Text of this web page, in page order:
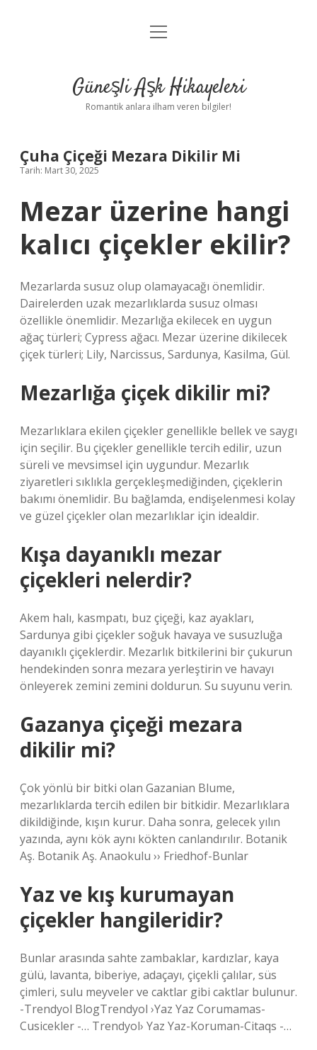
Anasayfa
Yasal Uyarı
menüyü
Güneşli Aşk Hikayeleri
Romantik anlara ilham veren bilgiler!
Çuha Çiçeği Mezara Dikilir Mi
Tarih: Mart 30, 2025
Mezar üzerine hangi
kalıcı çiçekler ekilir?
Mezarlarda susuz olup olamayacağı önemlidir.
Dairelerden uzak mezarlıklarda susuz olması
özellikle önemlidir. Mezarlığa ekilecek en uygun
ağaç türleri; Cypress ağacı. Mezar üzerine dikilecek
çiçek türleri; Lily, Narcissus, Sardunya, Kasilma, Gül.
Mezarlığa çiçek dikilir mi?
Mezarlıklara ekilen çiçekler genellikle bellek ve saygı
için seçilir. Bu çiçekler genellikle tercih edilir, uzun
süreli ve mevsimsel için uygundur. Mezarlık
ziyaretleri sıklıkla gerçekleşmediğinden, çiçeklerin
bakımı önemlidir. Bu bağlamda, endişelenmesi kolay
ve güzel çiçekler olan mezarlıklar için idealdir.
Kışa dayanıklı mezar
çiçekleri nelerdir?
Akem halı, kasmpatı, buz çiçeği, kaz ayakları,
Sardunya gibi çiçekler soğuk havaya ve susuzluğa
dayanıklı çiçeklerdir. Mezarlık bitkilerini bir çukurun
hendekinden sonra mezara yerleştirin ve havayı
önleyerek zemini zemini doldurun. Su suyunu verin.
Gazanya çiçeği mezara
dikilir mi?
Çok yönlü bir bitki olan Gazanian Blume,
mezarlıklarda tercih edilen bir bitkidir. Mezarlıklara
dikildiğinde, kışın kurur. Daha sonra, gelecek yılın
yazında, aynı kök aynı kökten canlandırılır. Botanik
Aş. Botanik Aş. Anaokulu ›› Friedhof-Bunlar
Yaz ve kış kurumayan
çiçekler hangileridir?
Bunlar arasında sahte zambaklar, kardızlar, kaya
gülü, lavanta, biberiye, adaçayı, çiçekli çalılar, süs
çimleri, sulu meyveler ve caktlar gibi caktlar bulunur.
-Trendyol BlogTrendyol ›Yaz Yaz Corumamas-
Cusicekler -… Trendyol› Yaz Yaz-Koruman-Citaqs -…